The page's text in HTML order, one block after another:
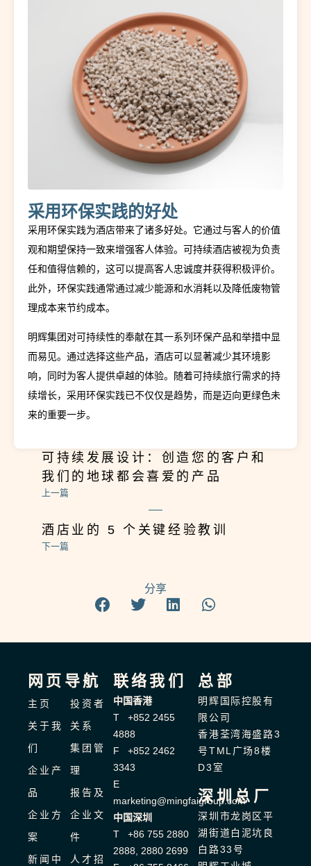
采用环保实践的好处
采用环保实践为酒店带来了诸多好处。它通过与客人的价值
观和期望保持一致来增强客人体验。可持续酒店被视为负责
任和值得信赖的，这可以提高客人忠诚度并获得积极评价。
此外，环保实践通常通过减少能源和水消耗以及降低废物管
理成本来节约成本。
明辉集团对可持续性的奉献在其一系列环保产品和举措中显
而易见。通过选择这些产品，酒店可以显著减少其环境影
响，同时为客人提供卓越的体验。随着可持续旅行需求的持
续增长，采用环保实践已不仅仅是趋势，而是迈向更绿色未
来的重要一步。
可持续发展设计：创造您的客户和
我们的地球都会喜爱的产品
上一篇
酒店业的 5 个关键经验教训
下一篇
分享
网页导航
主页
关于我
们
企业产
品
企业方
案
新闻中
投资者
关系
集团管
理
报告及
企业文
件
人才招
联络我们
中国香港
T +852 2455
4888
F +852 2462
3343
E
marketing@mingfaigroup.com
中国深圳
T +86 755 2880
2888, 2880 2699
总部
明辉国际控股有
限公司
香港荃湾海盛路3
号TML广场8楼
D3室
深圳总厂
深圳市龙岗区平
湖街道白泥坑良
白路33号